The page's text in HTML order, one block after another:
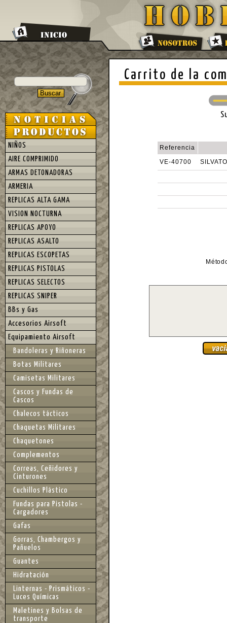
Carrito de la
Referencia
VE-40700
NIÑOS
AIRE COMPRIMIDO
ARMAS DETONADORAS
ARMERIA
REPLICAS ALTA GAMA
VISION NOCTURNA
REPLICAS APOYO
REPLICAS ASALTO
REPLICAS ESCOPETAS
REPLICAS PISTOLAS
REPLICAS SELECTOS
REPLICAS SNIPER
BBs y Gas
Accesorios Airsoft
Equipamiento Airsoft
Bandoleras y Riñoneras
Botas Militares
Camisetas Militares
Cascos y Fundas de
Cascos
Chalecos tácticos
Chaquetas Militares
Chaquetones
Complementos
Correas, Ceñidores y
Cinturones
Cuchillos Plástico
Fundas para Pistolas -
Cargadores
Gafas
Gorras, Chambergos y
Pañuelos
Guantes
Hidratación
Linternas - Prismáticos -
Luces Químicas
Maletines y Bolsas de
transporte